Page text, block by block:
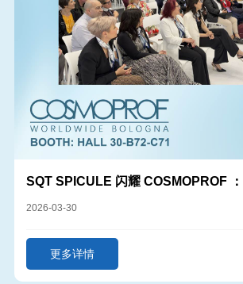
SQT SPICULE 闪耀 COSMOPROF
定义护肤新高度
2026-03-30
更多详情